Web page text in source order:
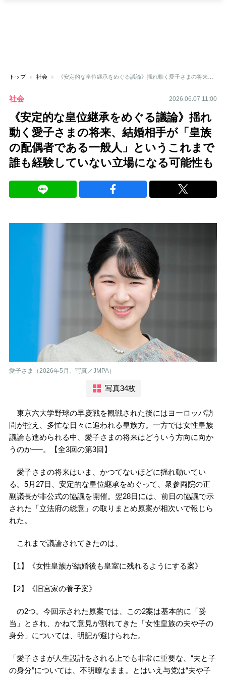
トップ 社会 《安定的な皇位継承をめぐる議論》揺れ動く愛子さまの将来、結婚相手が「皇族の配偶者である一般人」というこれまで誰も経験していない立場になる可能性も
社会 2026.06.07 11:00
《安定的な皇位継承をめぐる議論》揺れ
動く愛子さまの将来、結婚相手が「皇族
の配偶者である一般人」というこれまで
誰も経験していない立場になる可能性も
愛子さま（2026年5月、写真／JMPA）
写真34枚
東京六大学野球の早慶戦を観戦された後にはヨーロッパ訪
問が控え、多忙な日々に追われる皇族方。一方では女性皇族
議論も進められる中、愛子さまの将来はどういう方向に向か
うのか──。【全3回の第3回】
愛子さまの将来はいま、かつてないほどに揺れ動いてい
る。5月27日、安定的な皇位継承をめぐって、衆参両院の正
副議長が非公式の協議を開催。翌28日には、前日の協議で示
された「立法府の総意」の取りまとめ原案が相次いで報じら
れた。
これまで議論されてきたのは、
【1】《女性皇族が結婚後も皇室に残れるようにする案》
【2】《旧宮家の養子案》
の2つ。今回示された原案では、この2案は基本的に「妥
当」とされ、かねて意見が割れてきた「女性皇族の夫や子の
身分」については、明記が避けられた。
「愛子さまが人生設計をされる上でも非常に重要な、“夫と子
の身分”については、不明瞭なまま。とはいえ与党は“夫や子